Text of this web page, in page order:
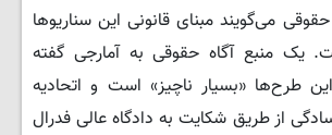
می‌گویند مبنای قانونی این سناریوها
یک منبع آگاه حقوقی به آمارجی گفته
طرح‌ها «بسیار ناچیز» است و اتحادیه
از طریق شکایت به دادگاه عالی فدرال